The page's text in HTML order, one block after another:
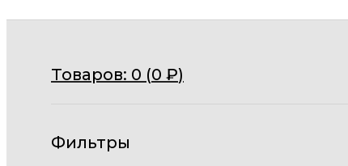
Товаров: 0 (0 ₽)
Фильтры